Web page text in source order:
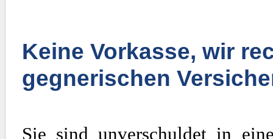
Keine Vorkasse, wir
gegnerischen
Sie sind unverschuldet in